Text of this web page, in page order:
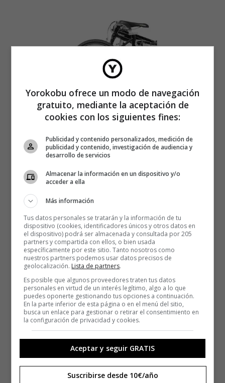
Yorokobu ofrece un modo de navegación
gratuito, mediante la aceptación de
cookies con los siguientes fines:
Publicidad y contenido personalizados, medición de
publicidad y contenido, investigación de audiencia y
desarrollo de servicios
Almacenar la información en un dispositivo y/o
acceder a ella
Más información
Tus datos personales se tratarán y la información de tu
dispositivo (cookies, identificadores únicos y otros datos en
el dispositivo) podrá ser almacenada y consultada por 205
partners y compartida con ellos, o bien usada
específicamente por este sitio. Tanto nosotros como
nuestros partners podemos usar datos precisos de
geolocalización. Lista de partners.
Es posible que algunos proveedores traten tus datos
personales en virtud de un interés legítimo, algo a lo que
puedes oponerte gestionando tus opciones a continuación.
En la parte inferior de esta página o en el menú del sitio,
busca un enlace para gestionar o retirar el consentimiento en
la configuración de privacidad y cookies.
Aceptar y seguir GRATIS
Suscribirse desde 10€/año